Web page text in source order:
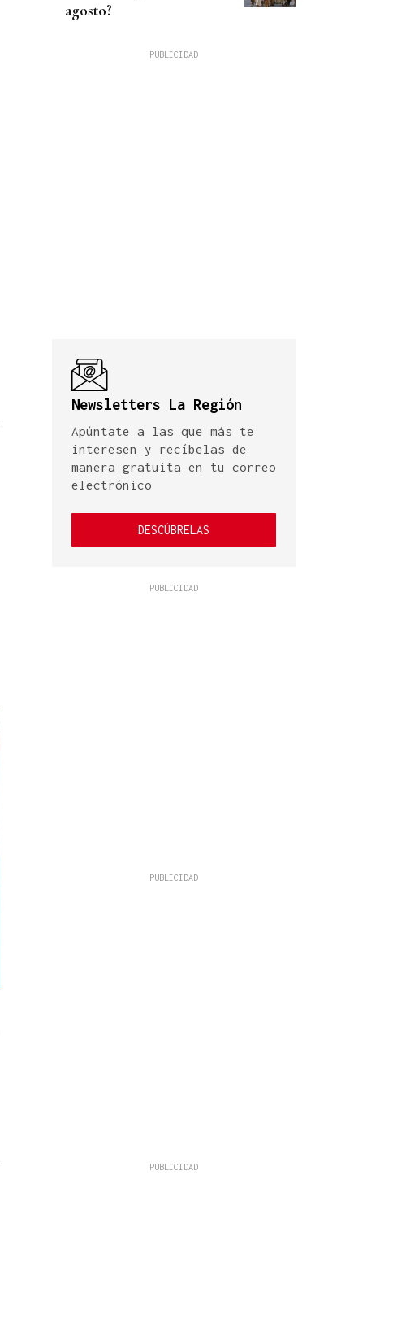
agosto?
Newsletters La Región
Apúntate a las que más te
interesen y recíbelas de
manera gratuita en tu correo
electrónico
DESCÚBRELAS